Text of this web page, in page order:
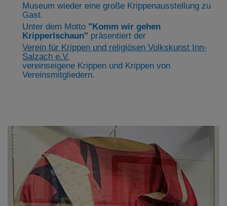
Museum wieder eine große Krippenausstellung zu
Gast.
Unter dem Motto "Komm wir gehen
Kripperlschaun" präsentiert der
Verein für Krippen und religiösen Volkskunst Inn-
Salzach e.V.
vereinseigene Krippen und Krippen von
Vereinsmitgliedern.